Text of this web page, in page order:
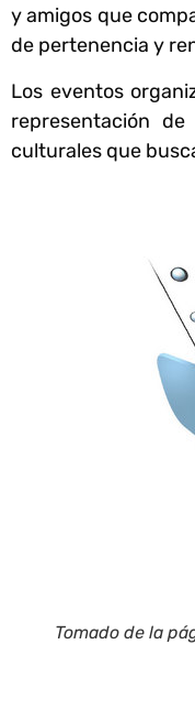
y amigos que
de pertenencia y
Los eventos
representación
culturales que
Tomado de la